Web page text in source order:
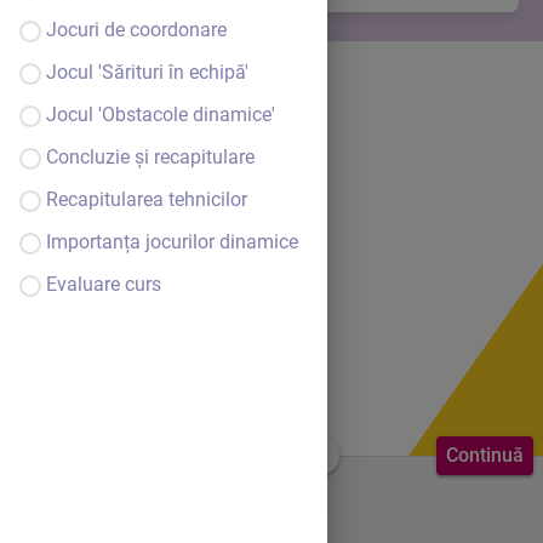
Jocuri de coordonare
Jocul 'Sărituri în echipă'
Jocul 'Obstacole dinamice'
Concluzie și recapitulare
Recapitularea tehnicilor
Importanța jocurilor dinamice
Evaluare curs
Continuă